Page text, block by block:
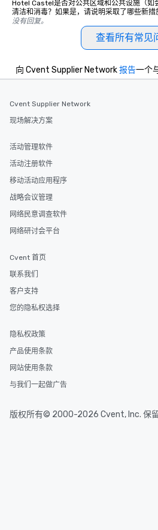
Hotel Castel是否对公共区域和公共设施（如
清洁和消毒？如果是，请说明采取了哪些新措
没有回复。
查看所有常见
向 Cvent Supplier Network报告一个
Cvent Supplier Network
现场解决方案
活动管理软件
活动注册软件
移动活动应用程序
战略会议管理
网络民意调查软件
网络研讨会平台
Cvent 首页
联系我们
客户支持
您的隐私权选择
隐私权政策
产品使用条款
网站使用条款
与我们一起做广告
版权所有© 2000-2026 Cvent, Inc. 保